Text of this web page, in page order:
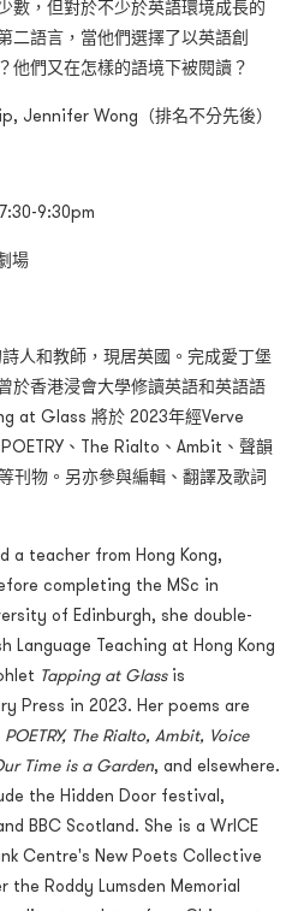
數，但對於不少於英語環境成長的
二語言，當他們選擇了以英語創
他們又在怎樣的語境下被閱讀？
Jennifer Wong（排名不分先後）
9:30pm
場
詩人和教師，現居英國。完成愛丁堡
於香港浸會大學修讀英語和英語語
at Glass 將於 2023年經Verve
、The Rialto、Ambit、聲韻
刊物。另亦參與編輯、翻譯及歌詞
a teacher from Hong Kong,
completing the MSc in
of Edinburgh, she double-
Language Teaching at Hong Kong
Tapping at Glassis
Press in 2023. Her poems are
POETRY, The Rialto, Ambit, Voice
Time is a Garden, and elsewhere.
the Hidden Door festival,
BBC Scotland. She is a WrICE
Centre's New Poets Collective
the Roddy Lumsden Memorial